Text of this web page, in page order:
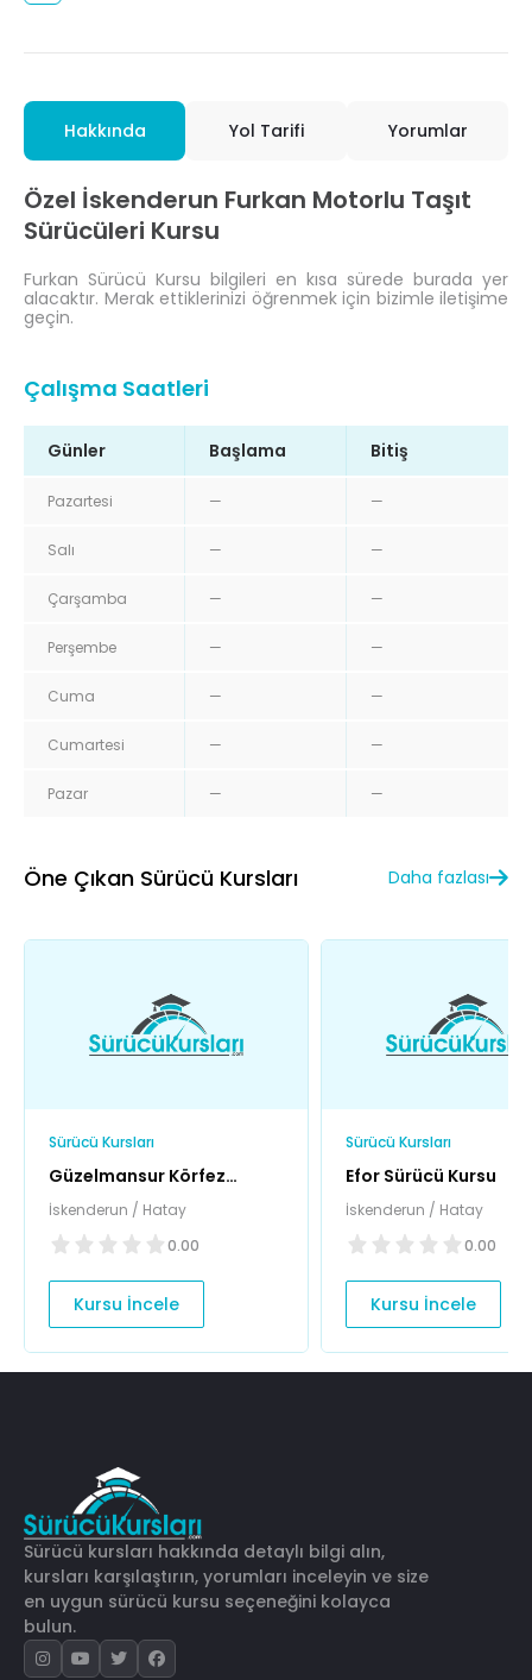
Hakkında Yol Tarifi Yorumlar
Özel İskenderun Furkan Motorlu Taşıt
Sürücüleri Kursu
Furkan Sürücü Kursu bilgileri en kısa sürede burada yer
alacaktır. Merak ettiklerinizi öğrenmek için bizimle iletişime
geçin.
Çalışma Saatleri
Günler Başlama Bitiş
Pazartesi — —
Salı — —
Çarşamba — —
Perşembe — —
Cuma — —
Cumartesi — —
Pazar — —
Öne Çıkan Sürücü Kursları Daha fazlası
Sürücü Kursları
Güzelmansur Körfez
Sürücü Kursu
İskenderun / Hatay
0.00
Kursu İncele
Sürücü Kursları
Efor Sürücü Kursu
İskenderun / Hatay
0.00
Kursu İncele
Sürücü kursları hakkında detaylı bilgi alın,
kursları karşılaştırın, yorumları inceleyin ve size
en uygun sürücü kursu seçeneğini kolayca
bulun.